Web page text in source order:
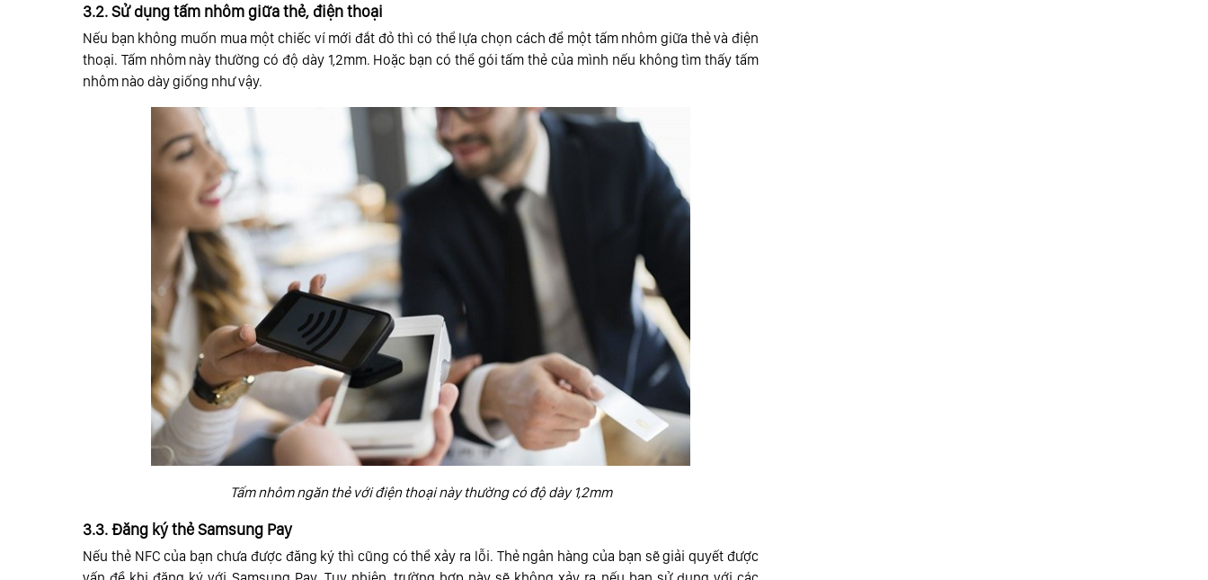
3.2. Sử dụng tấm nhôm giữa thẻ, điện thoại
Nếu bạn không muốn mua một chiếc ví mới đắt đỏ thì có thể lựa chọn cách để một tấm nhôm giữa thẻ và điện
thoại. Tấm nhôm này thường có độ dày 1,2mm. Hoặc bạn có thể gói tấm thẻ của mình nếu không tìm thấy tấm
nhôm nào dày giống như vậy.
Tấm nhôm ngăn thẻ với điện thoại này thường có độ dày 1,2mm
3.3. Đăng ký thẻ Samsung Pay
Nếu thẻ NFC của bạn chưa được đăng ký thì cũng có thể xảy ra lỗi. Thẻ ngân hàng của bạn sẽ giải quyết được